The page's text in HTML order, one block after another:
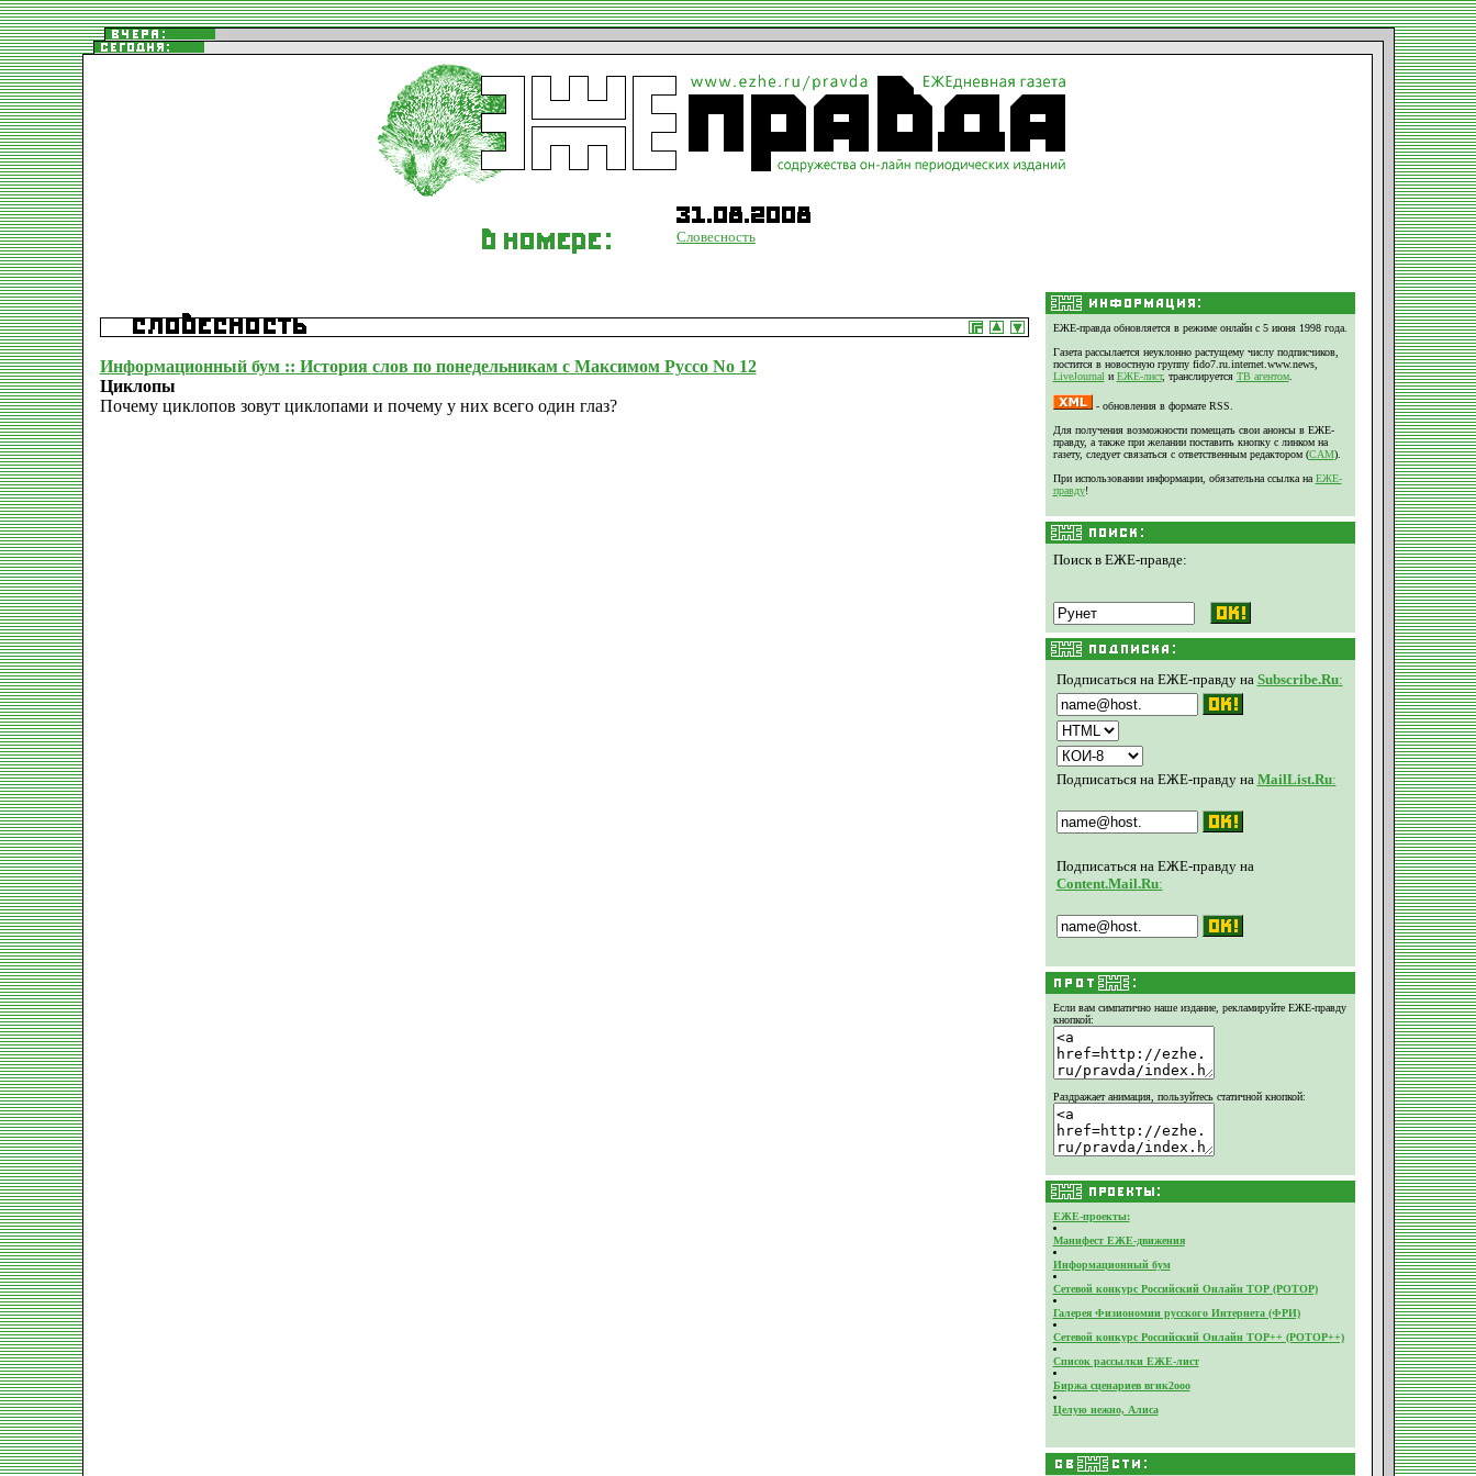
Словесность
Информационный бум :: История слов по понедельникам с Максимом Руссо No 12
Циклопы
Почему циклопов зовут циклопами и почему у них всего один глаз?
ЕЖЕ-правда обновляется в режиме онлайн с 5 июня 1998 года.
Газета рассылается неуклонно растущему числу подписчиков,
постится в новостную группу fido7.ru.internet.www.news,
LiveJournal и ЕЖЕ-лист, транслируется ТВ агентом.
- обновления в формате RSS.
Для получения возможности помещать свои анонсы в ЕЖЕ-
правду, а также при желании поставить кнопку с линком на
газету, следует связаться с ответственным редактором (CAM).
При использовании информации, обязательна ссылка на ЕЖЕ-
правду!
Поиск в ЕЖЕ-правде:
Подписаться на ЕЖЕ-правду на Subscribe.Ru:
Подписаться на ЕЖЕ-правду на MailList.Ru:
Подписаться на ЕЖЕ-правду на
Content.Mail.Ru:
Если вам симпатично наше издание, рекламируйте ЕЖЕ-правду
кнопкой:
Раздражает анимация, пользуйтесь статичной кнопкой:
ЕЖЕ-проекты:
Манифест ЕЖЕ-движения
Информационный бум
Сетевой конкурс Российский Онлайн ТОР (РОТОР)
Галерея Физиономии русского Интернета (ФРИ)
Сетевой конкурс Российский Онлайн ТОР++ (РОТОР++)
Список рассылки ЕЖЕ-лист
Биржа сценариев вгик2ооо
Целую нежно, Алиса